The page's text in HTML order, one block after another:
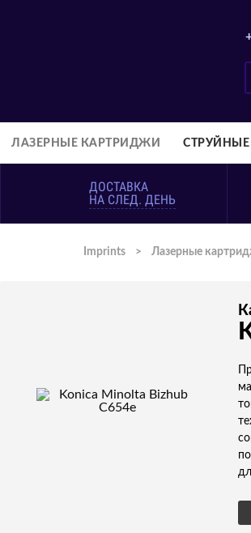
ЛАЗЕРНЫЕ КАРТРИДЖИ
ДОСТАВКА
НА СЛЕД. ДЕНЬ
Imprints > Лазерные